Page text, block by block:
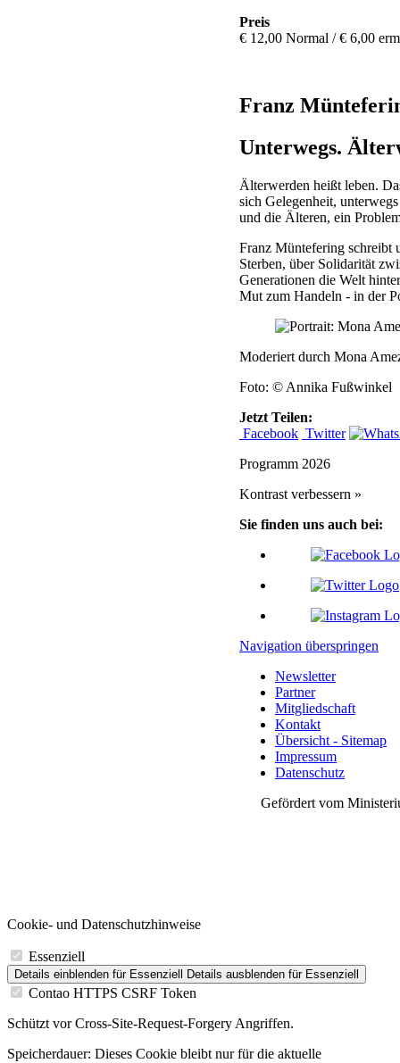
Preis
€ 12,00 Normal / € 6,00
Franz
Unterwegs.
Älterwerden heißt leben.
sich Gelegenheit,
und die Älteren, ein
Franz Müntefering schreibt
Sterben, über Solidarität
Generationen die Welt
Mut zum Handeln - in der
Moderiert durch Mona
Foto: © Annika Fußwinkel
Jetzt Teilen:
Facebook Twitter
Programm 2026
Kontrast verbessern »
Sie finden uns auch bei:
Navigation überspringen
Newsletter
Partner
Mitgliedschaft
Kontakt
Übersicht - Sitemap
Impressum
Datenschutz
Gefördert vom
Cookie- und Datenschutzhinweise
Essenziell
Details einblenden für Essenziell Details ausblenden für Essenziell
Contao HTTPS CSRF Token
Schützt vor Cross-Site-Request-Forgery Angriffen.
Speicherdauer: Dieses Cookie bleibt nur für die aktuelle